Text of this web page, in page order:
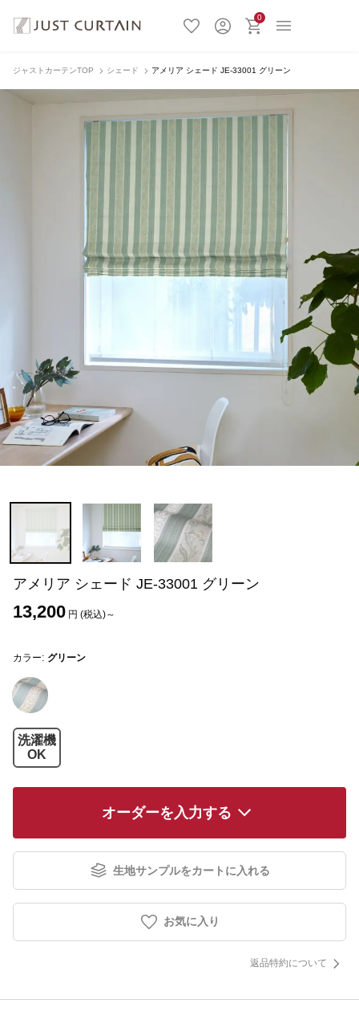
0
ジャストカーテンTOP シェード アメリア シェード JE-33001 グリーン
アメリア シェード JE-33001 グリーン
13,200 円 (税込)～
カラー: グリーン
洗濯機
OK
オーダーを入力する
生地サンプルをカートに入れる
お気に入り
返品特約について